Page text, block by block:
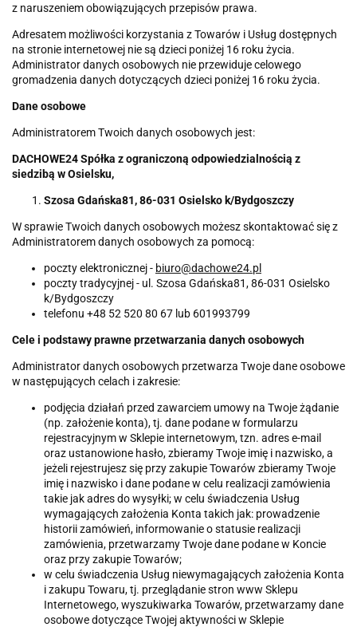
z naruszeniem obowiązujących przepisów prawa.
Adresatem możliwości korzystania z Towarów i Usług dostępnych
na stronie internetowej nie są dzieci poniżej 16 roku życia.
Administrator danych osobowych nie przewiduje celowego
gromadzenia danych dotyczących dzieci poniżej 16 roku życia.
Dane osobowe
Administratorem Twoich danych osobowych jest:
DACHOWE24 Spółka z ograniczoną odpowiedzialnością z
siedzibą w Osielsku,
Szosa Gdańska81, 86-031 Osielsko k/Bydgoszczy
W sprawie Twoich danych osobowych możesz skontaktować się z
Administratorem danych osobowych za pomocą:
poczty elektronicznej - biuro@dachowe24.pl
poczty tradycyjnej - ul. Szosa Gdańska81, 86-031 Osielsko
k/Bydgoszczy
telefonu +48 52 520 80 67 lub 601993799
Cele i podstawy prawne przetwarzania danych osobowych
Administrator danych osobowych przetwarza Twoje dane osobowe
w następujących celach i zakresie:
podjęcia działań przed zawarciem umowy na Twoje żądanie
(np. założenie konta), tj. dane podane w formularzu
rejestracyjnym w Sklepie internetowym, tzn. adres e-mail
oraz ustanowione hasło, zbieramy Twoje imię i nazwisko, a
jeżeli rejestrujesz się przy zakupie Towarów zbieramy Twoje
imię i nazwisko i dane podane w celu realizacji zamówienia
takie jak adres do wysyłki; w celu świadczenia Usług
wymagających założenia Konta takich jak: prowadzenie
historii zamówień, informowanie o statusie realizacji
zamówienia, przetwarzamy Twoje dane podane w Koncie
oraz przy zakupie Towarów;
w celu świadczenia Usług niewymagających założenia Konta
i zakupu Towaru, tj. przeglądanie stron www Sklepu
Internetowego, wyszukiwarka Towarów, przetwarzamy dane
osobowe dotyczące Twojej aktywności w Sklepie